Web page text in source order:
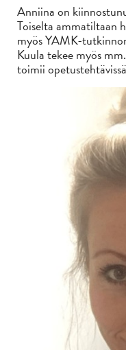
Anniina on
Toiselta ammatiltaan
myös YAMK-
Kuula tekee myös
toimii